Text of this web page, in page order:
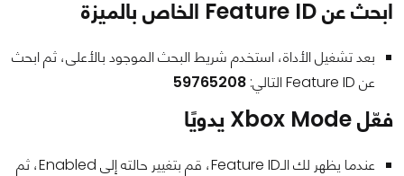
ابحث عن Feature ID الخاص بالميزة
بعد تشغيل الأداة، استخدم شريط البحث الموجود بالأعلى، ثم ابحث
عن Feature ID التالي:
59765208
فعّل Xbox Mode يدويًا
عندما يظهر لك الـFeature ID، قم بتغيير حالته إلى Enabled، ثم